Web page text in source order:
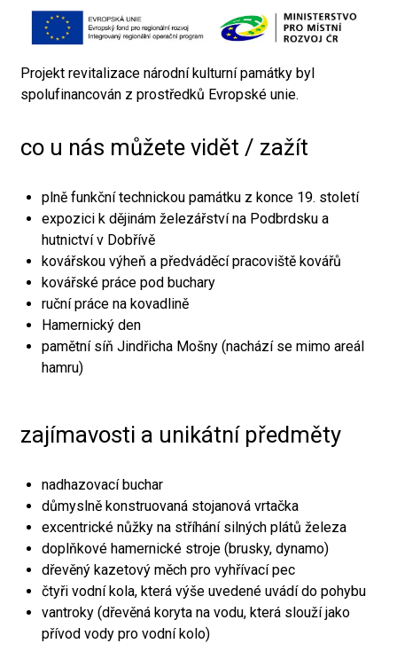
Projekt revitalizace národní kulturní památky byl
spolufinancován z prostředků Evropské unie.
co u nás můžete vidět / zažít
plně funkční technickou památku z konce 19. století
expozici k dějinám železářství na Podbrdsku a
hutnictví v Dobřívě
kovářskou výheň a předváděcí pracoviště kovářů
kovářské práce pod buchary
ruční práce na kovadlině
Hamernický den
pamětní síň Jindřicha Mošny (nachází se mimo areál
hamru)
zajímavosti a unikátní předměty
nadhazovací buchar
důmyslně konstruovaná stojanová vrtačka
excentrické nůžky na stříhání silných plátů železa
doplňkové hamernické stroje (brusky, dynamo)
dřevěný kazetový měch pro vyhřívací pec
čtyři vodní kola, která výše uvedené uvádí do pohybu
vantroky (dřevěná koryta na vodu, která slouží jako
přívod vody pro vodní kolo)